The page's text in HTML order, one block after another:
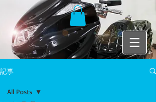
記事
All Posts